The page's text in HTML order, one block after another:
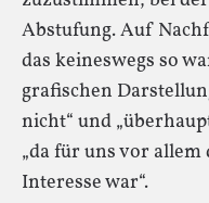
Abstufung. Auf
das keineswegs so
grafischen
nicht“ und
„da für uns vor
Interesse war“.